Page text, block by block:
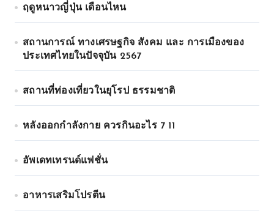
ฤดูหนาวญี่ปุ่น เดือนไหน
สถานการณ์ ทางเศรษฐกิจ สังคม และ การเมืองของ
ประเทศไทยในปัจจุบัน 2567
สถานที่ท่องเที่ยวในยุโรป ธรรมชาติ
หลังออกกําลังกาย ควรกินอะไร 7 11
อัพเดทเทรนด์แฟชั่น
อาหารเสริมโปรตีน